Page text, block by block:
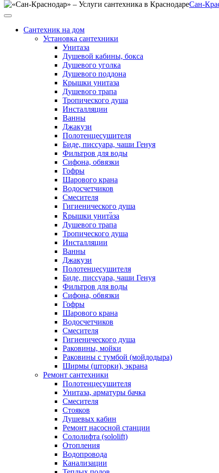
Отзывы
Портфолио
Акции и скидки
Контакты
Заказать обратный звонок
+7 (928) 272-71-25
Круглосуточно 24/7, Без обеда
ул. Северная 311/1
Сантехник на дом
Установка сантехники
Унитаза
Душевой кабины, бокса
Душевого уголка
Душевого поддона
Крышки унитаза
Душевого трапа
Тропического душа
Инсталляции
Ванны
Джакузи
Полотенцесушителя
Биде, писсуара, чаши Генуя
Фильтров для воды
Сифона, обвязки
Гофры
Шарового крана
Водосчетчиков
Смесителя
Гигиенического душа
Раковины, мойки
Раковины с тумбой (мойдодыра)
Ширмы (шторки), экрана
Ремонт сантехники
Полотенцесушителя
Унитаза, арматуры бачка
Смесителя
Стояков
Душевых кабин
Ремонт насосной станции
Сололифта (sololift)
Отопления
Водопровода
Канализации
Сан-
Сантехник на дом
Установка сантехники
Унитаза
Душевой кабины, бокса
Душевого уголка
Душевого поддона
Крышки унитаза
Душевого трапа
Тропического душа
Инсталляции
Ванны
Джакузи
Полотенцесушителя
Биде, писсуара, чаши Генуя
Фильтров для воды
Сифона, обвязки
Гофры
Шарового крана
Водосчетчиков
Смесителя
Гигиенического душа
Раковины, мойки
Раковины с тумбой (мойдодыра)
Ширмы (шторки), экрана
Ремонт сантехники
Полотенцесушителя
Унитаза, арматуры бачка
Смесителя
Стояков
Душевых кабин
Ремонт насосной станции
Сололифта (sololift)
Отопления
Водопровода
Канализации
Теплых полов
Инсталляции
Герметизация швов
Устранение протечек
Батарей отопления
Подключение бытовой техники
Стиральной машины
Посудомоечной машины
Сушильной машины
Духовки, электроплиты
Варочной панели
Кухонной вытяжки
Демонтаж сантехники
Демонтаж душевой кабины
Демонтаж труб отопления
Демонтаж радиаторов отопления